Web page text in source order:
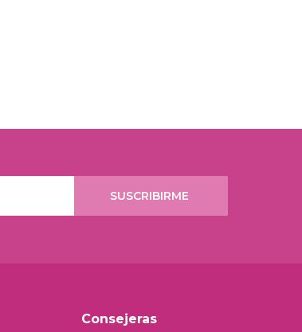
SUSCRIBIRME
Consejeras